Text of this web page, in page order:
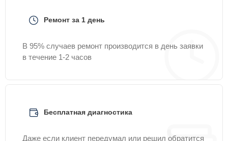
Ремонт за 1 день
В 95% случаев ремонт производится в день заявки
в течение 1-2 часов
Бесплатная диагностика
Даже если клиент передумал или решил обратится